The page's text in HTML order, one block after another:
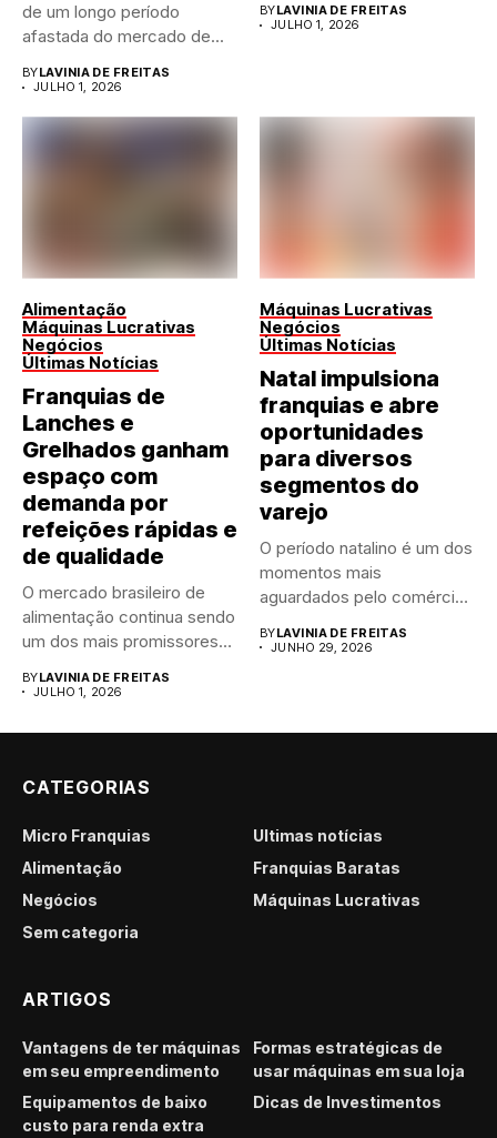
de um longo período
afastada do mercado de...
BYLAVINIA DE FREITAS
JULHO 1, 2026
BYLAVINIA DE FREITAS
JULHO 1, 2026
Alimentação
Máquinas Lucrativas
Negócios
Últimas Notícias
Franquias de
Lanches e
Grelhados ganham
espaço com
demanda por
refeições rápidas e
de qualidade
O mercado brasileiro de
alimentação continua sendo
um dos mais promissores
BYLAVINIA DE FREITAS
JULHO 1, 2026
Máquinas Lucrativas
Negócios
Últimas Notícias
Natal impulsiona
franquias e abre
oportunidades
para diversos
segmentos do
varejo
O período natalino é um dos
momentos mais
aguardados pelo comércio
BYLAVINIA DE FREITAS
JUNHO 29, 2026
CATEGORIAS
Micro Franquias
Últimas notícias
Alimentação
Franquias Baratas
Negócios
Máquinas Lucrativas
Sem categoria
ARTIGOS
Vantagens de ter máquinas
em seu empreendimento
Formas estratégicas de
usar máquinas em sua loja
Equipamentos de baixo
custo para renda extra
Dicas de Investimentos